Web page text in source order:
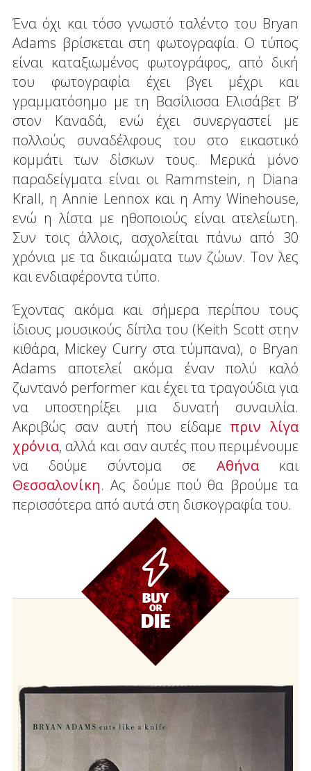
Ένα όχι και τόσο γνωστό ταλέντο του Bryan
Adams βρίσκεται στη φωτογραφία. Ο τύπος
είναι καταξιωμένος φωτογράφος, από δική
του φωτογραφία έχει βγει μέχρι και
γραμματόσημο με τη Βασίλισσα Ελισάβετ Β’
στον Καναδά, ενώ έχει συνεργαστεί με
πολλούς συναδέλφους του στο εικαστικό
κομμάτι των δίσκων τους. Μερικά μόνο
παραδείγματα είναι οι Rammstein, η Diana
Krall, η Annie Lennox και η Amy Winehouse,
ενώ η λίστα με ηθοποιούς είναι ατελείωτη.
Συν τοις άλλοις, ασχολείται πάνω από 30
χρόνια με τα δικαιώματα των ζώων. Τον λες
και ενδιαφέροντα τύπο.
Έχοντας ακόμα και σήμερα περίπου τους
ίδιους μουσικούς δίπλα του (Keith Scott στην
κιθάρα, Mickey Curry στα τύμπανα), ο Bryan
Adams αποτελεί ακόμα έναν πολύ καλό
ζωντανό performer και έχει τα τραγούδια για
να υποστηρίξει μια δυνατή συναυλία.
Ακριβώς σαν αυτή που είδαμε πριν λίγα
χρόνια, αλλά και σαν αυτές που περιμένουμε
να δούμε σύντομα σε Αθήνακαι
Θεσσαλονίκη. Ας δούμε πού θα βρούμε τα
περισσότερα από αυτά στη δισκογραφία του.